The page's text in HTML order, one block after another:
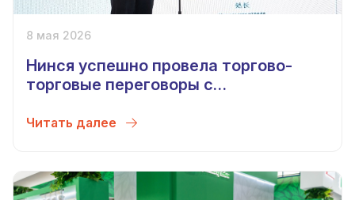
8 мая 2026
Нинся успешно провела торгово-
торговые переговоры с
Читать далее